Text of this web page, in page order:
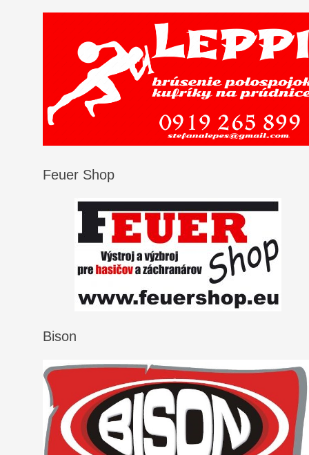
Feuer Shop
Bison